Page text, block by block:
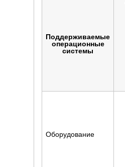
Поддерживаемые
операционные
системы
Оборудование